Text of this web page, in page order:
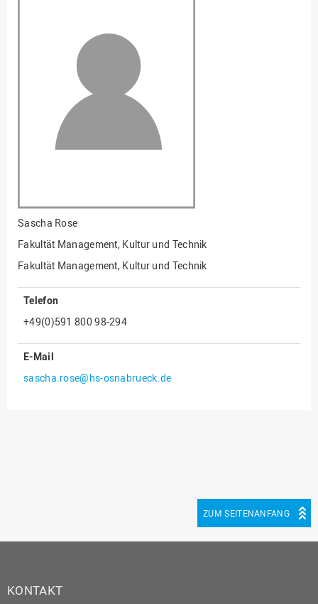
und Informatik
Fakultät Management,
Kultur und Technik
Fakultät Wirtschafts- und
Sozialwissenschaften
Finanzen
Gesellschaftliches
Hochschulplanung/-
strategie
Innenrevision
Institut für Musik
IT Service Center
Personalrat
Professional School
Sascha Rose
Fakultät Management, Kultur und Technik
Fakultät Management, Kultur und Technik
Telefon
+49(0)591 800 98-294
E-Mail
sascha.rose@hs-osnabrueck.de
ZUM SEITENANFANG
KONTAKT